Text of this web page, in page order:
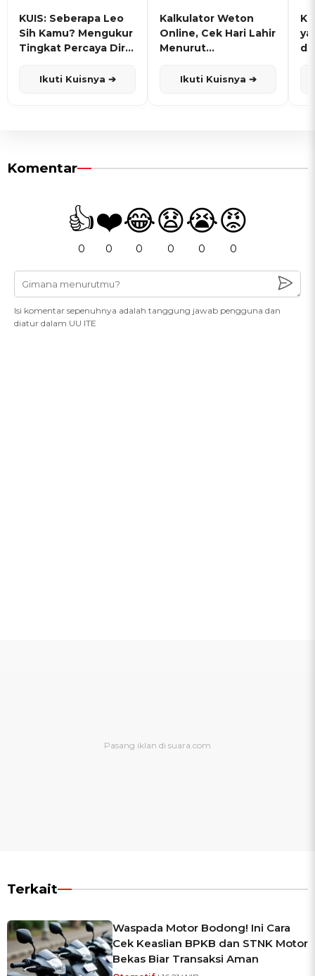
KUIS: Seberapa Leo
Sih Kamu? Mengukur
Tingkat Percaya Diri
Ikuti Kuisnya ➔
Kalkulator Weton
Online, Cek Hari Lahir
Menurut
Ikuti Kuisnya ➔
Komentar
👍
0
❤️
0
😂
0
😧
0
😭
0
😡
0
Isi komentar sepenuhnya adalah tanggung jawab pengguna dan
diatur dalam UU ITE
Terkait
Waspada Motor Bodong! Ini Cara
Cek Keaslian BPKB dan STNK Motor
Bekas Biar Transaksi Aman